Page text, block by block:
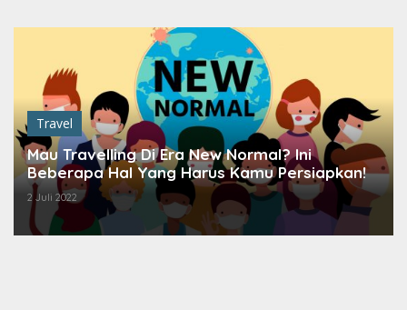
Travel
Mau Travelling Di Era New Normal? Ini
Beberapa Hal Yang Harus Kamu Persiapkan!
2 Juli 2022